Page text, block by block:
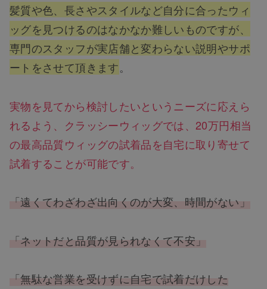
髪質や色、長さやスタイルなど自分に合ったウィ
ッグを見つけるのはなかなか難しいものですが、
専門のスタッフが実店舗と変わらない説明やサポ
ートをさせて頂きます。
実物を見てから検討したいというニーズに応えら
れるよう、クラッシーウィッグでは、20万円相当
の最高品質ウィッグの試着品を自宅に取り寄せて
試着することが可能です。
「遠くてわざわざ出向くのが大変、時間がない」
「ネットだと品質が見られなくて不安」
「無駄な営業を受けずに自宅で試着だけした